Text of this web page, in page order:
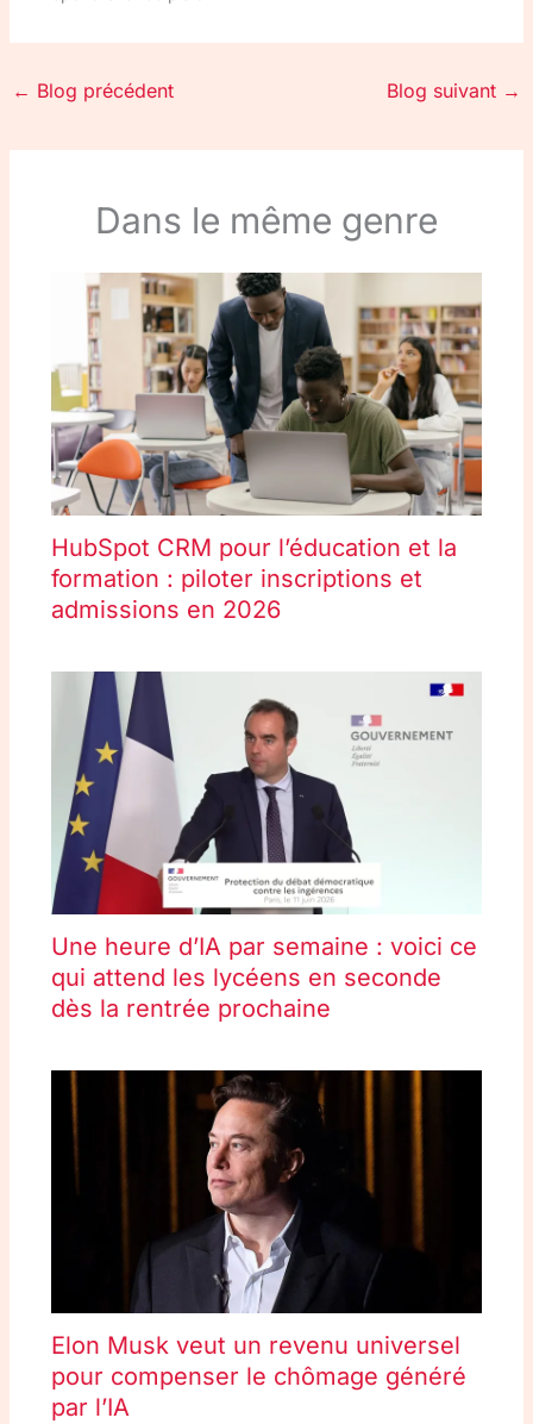
← Blog précédent Blog suivant →
Dans le même genre
HubSpot CRM pour l’éducation et la
formation : piloter inscriptions et
admissions en 2026
Une heure d’IA par semaine : voici ce
qui attend les lycéens en seconde
dès la rentrée prochaine
Elon Musk veut un revenu universel
pour compenser le chômage généré
par l’IA